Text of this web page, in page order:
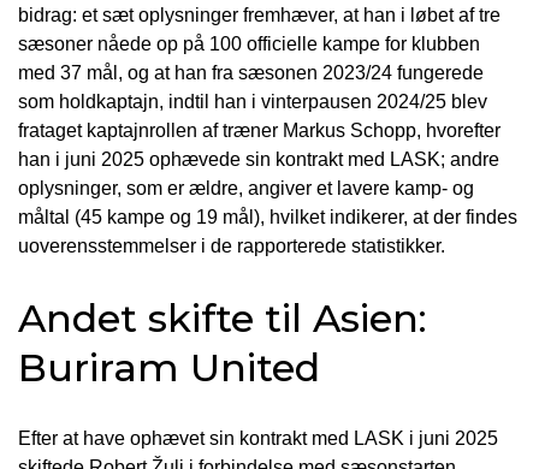
bidrag: et sæt oplysninger fremhæver, at han i løbet af tre
sæsoner nåede op på 100 officielle kampe for klubben
med 37 mål, og at han fra sæsonen 2023/24 fungerede
som holdkaptajn, indtil han i vinterpausen 2024/25 blev
frataget kaptajnrollen af træner Markus Schopp, hvorefter
han i juni 2025 ophævede sin kontrakt med LASK; andre
oplysninger, som er ældre, angiver et lavere kamp- og
måltal (45 kampe og 19 mål), hvilket indikerer, at der findes
uoverensstemmelser i de rapporterede statistikker.
Andet skifte til Asien:
Buriram United
Efter at have ophævet sin kontrakt med LASK i juni 2025